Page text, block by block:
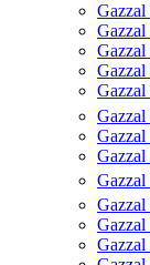
Gazzal
Gazzal
Gazzal